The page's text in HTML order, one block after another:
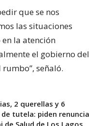
que se nos
las situaciones
la atención
el gobierno del
señaló.
2 querellas y 6
tutela: piden renuncia
de Salud de Los Lagos